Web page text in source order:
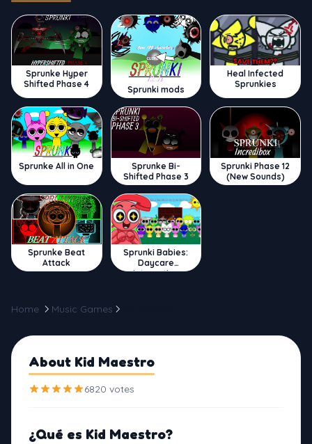
Sprunke Hyper
Shifted Phase 4
Sprunki mods
Heal Infected
Sprunkies
Sprunke All in One
Sprunke Bi-
Shifted Phase 3
Sprunki Phase 12
(New Sounds)
Sprunke Beat
Attack
Sprunki Babies:
Daycare
Interactive
Home Music Games
About Kid Maestro
6820 votes
¿Qué es Kid Maestro?